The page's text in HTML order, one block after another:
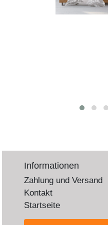
Informationen
Zahlung und Versand
Kontakt
Startseite